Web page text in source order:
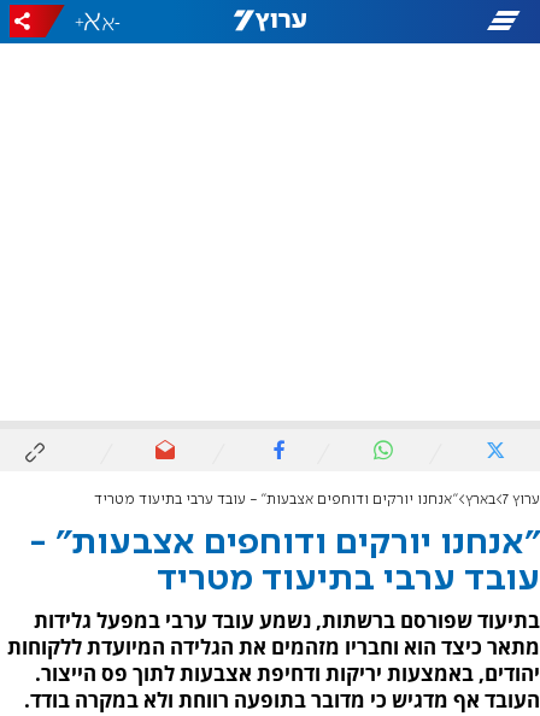
-
+
ערוץ 7 בארץ "אנחנו יורקים ודוחפים אצבעות" - עובד ערבי בתיעוד מטריד
"אנחנו יורקים ודוחפים אצבעות" -
עובד ערבי בתיעוד מטריד
בתיעוד שפורסם ברשתות, נשמע עובד ערבי במפעל גלידות
מתאר כיצד הוא וחבריו מזהמים את הגלידה המיועדת ללקוחות
יהודים, באמצעות יריקות ודחיפת אצבעות לתוך פס הייצור.
העובד אף מדגיש כי מדובר בתופעה רווחת ולא במקרה בודד.